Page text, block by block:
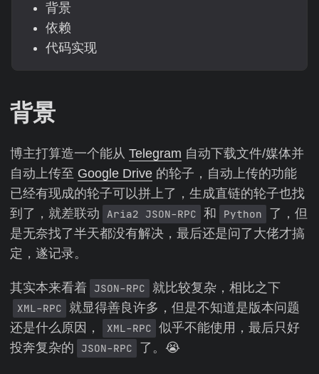
背景
依赖
代码实现
背景
博主打算造一个能从 Telegram 自动下载文件/媒体并
自动上传至 Google Drive 的轮子，自动上传的功能
已经有现成的轮子可以拼上了，生成直链的轮子也找
到了，就差联动
Aria2 JSON-RPC 和 Python
了，但
是无奈找了半天都没有解决，最后还是问了大佬才搞
定，遂记录。
其实本来看着 JSON-RPC 就比较复杂，相比之下
XML-RPC
就显得善良许多，但是不知道是版本问题
还是什么原因，
XML-RPC
似乎不能使用，最后只好
投奔复杂的
JSON-RPC 了。😭